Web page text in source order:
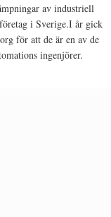
av industriell
i Sverige.I år gick
för att de är en av de
ingenjörer.